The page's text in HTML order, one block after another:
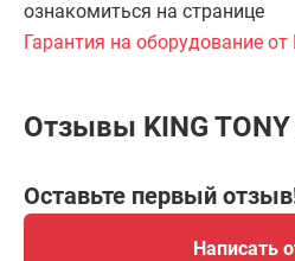
ознакомиться на странице
Гарантия на оборудование
Отзывы KING
Оставьте первый
Написать